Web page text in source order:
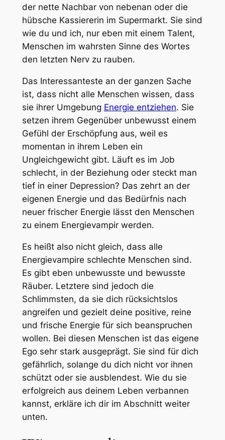
der nette Nachbar von nebenan oder die
hübsche Kassiererin im Supermarkt. Sie sind
wie du und ich, nur eben mit einem Talent,
Menschen im wahrsten Sinne des Wortes
den letzten Nerv zu rauben.
Das Interessanteste an der ganzen Sache
ist, dass nicht alle Menschen wissen, dass
sie ihrer Umgebung Energie entziehen. Sie
setzen ihrem Gegenüber unbewusst einem
Gefühl der Erschöpfung aus, weil es
momentan in ihrem Leben ein
Ungleichgewicht gibt. Läuft es im Job
schlecht, in der Beziehung oder steckt man
tief in einer Depression? Das zehrt an der
eigenen Energie und das Bedürfnis nach
neuer frischer Energie lässt den Menschen
zu einem Energievampir werden.
Es heißt also nicht gleich, dass alle
Energievampire schlechte Menschen sind.
Es gibt eben unbewusste und bewusste
Räuber. Letztere sind jedoch die
Schlimmsten, da sie dich rücksichtslos
angreifen und gezielt deine positive, reine
und frische Energie für sich beanspruchen
wollen. Bei diesen Menschen ist das eigene
Ego sehr stark ausgeprägt. Sie sind für dich
gefährlich, solange du dich nicht vor ihnen
schützt oder sie ausblendest. Wie du sie
erfolgreich aus deinem Leben verbannen
kannst, erkläre ich dir im Abschnitt weiter
unten.